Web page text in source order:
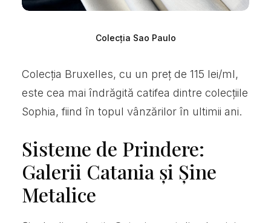
Colecția Sao Paulo
Colecția Bruxelles, cu un preț de 115 lei/ml,
este cea mai îndrăgită catifea dintre colecțiile
Sophia, fiind în topul vânzărilor în ultimii ani.
Sisteme de Prindere:
Galerii Catania și Șine
Metalice